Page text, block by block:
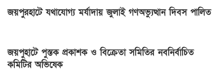
জয়পুরহাটে যথাযোগ্য মর্যাদায় জুলাই গণঅভ্যুত্থান দিবস পালিত
জয়পুহাটে পুস্তক প্রকাশক ও বিক্রেতা সমিতির নবনির্বাচিত
কমিটির অভিষেক